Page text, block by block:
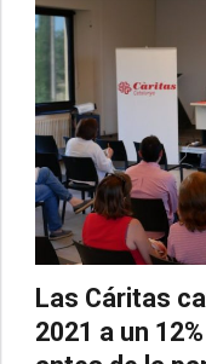
Las Cáritas
2021 a un